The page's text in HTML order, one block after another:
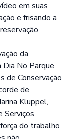
em suas
e frisando a
da
Dia No Parque
de Conservação
de
Kluppel,
Serviços
do trabalho